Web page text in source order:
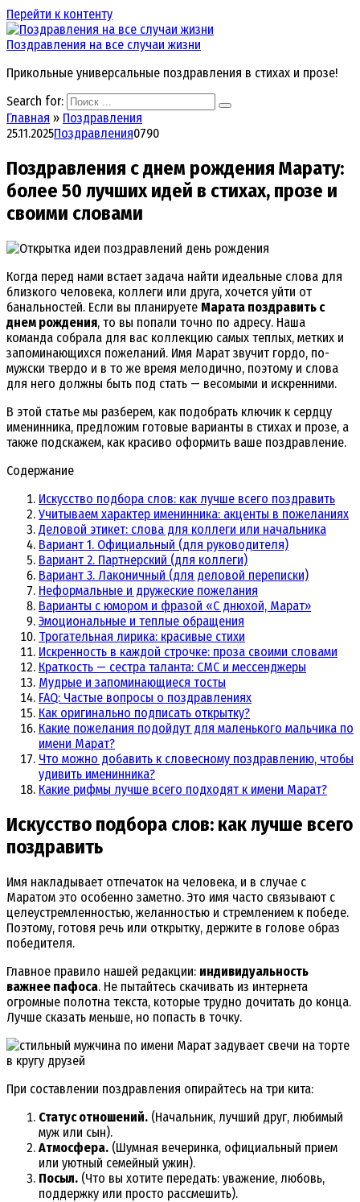
Перейти к контенту
Поздравления на все случаи жизни
Прикольные универсальные поздравления в стихах и прозе!
Search for:
Главная » Поздравления
25.11.2025Поздравления0790
Поздравления с днем рождения Марату:
более 50 лучших идей в стихах, прозе и
своими словами
Когда перед нами встает задача найти идеальные слова для
близкого человека, коллеги или друга, хочется уйти от
банальностей. Если вы планируете Марата поздравить с
днем рождения, то вы попали точно по адресу. Наша
команда собрала для вас коллекцию самых теплых, метких и
запоминающихся пожеланий. Имя Марат звучит гордо, по-
мужски твердо и в то же время мелодично, поэтому и слова
для него должны быть под стать — весомыми и искренними.
В этой статье мы разберем, как подобрать ключик к сердцу
именинника, предложим готовые варианты в стихах и прозе, а
также подскажем, как красиво оформить ваше поздравление.
Содержание
Искусство подбора слов: как лучше всего поздравить
Учитываем характер именинника: акценты в пожеланиях
Деловой этикет: слова для коллеги или начальника
Вариант 1. Официальный (для руководителя)
Вариант 2. Партнерский (для коллеги)
Вариант 3. Лаконичный (для деловой переписки)
Неформальные и дружеские пожелания
Варианты с юмором и фразой «С днюхой, Марат»
Эмоциональные и теплые обращения
Трогательная лирика: красивые стихи
Искренность в каждой строчке: проза своими словами
Краткость — сестра таланта: СМС и мессенджеры
Мудрые и запоминающиеся тосты
FAQ: Частые вопросы о поздравлениях
Как оригинально подписать открытку?
Какие пожелания подойдут для маленького мальчика по
имени Марат?
Что можно добавить к словесному поздравлению, чтобы
удивить именинника?
Какие рифмы лучше всего подходят к имени Марат?
Искусство подбора слов: как лучше всего
поздравить
Имя накладывает отпечаток на человека, и в случае с
Маратом это особенно заметно. Это имя часто связывают с
целеустремленностью, желанностью и стремлением к победе.
Поэтому, готовя речь или открытку, держите в голове образ
победителя.
Главное правило нашей редакции: индивидуальность
важнее пафоса. Не пытайтесь скачивать из интернета
огромные полотна текста, которые трудно дочитать до конца.
Лучше сказать меньше, но попасть в точку.
При составлении поздравления опирайтесь на три кита:
Статус отношений. (Начальник, лучший друг, любимый
муж или сын).
Атмосфера. (Шумная вечеринка, официальный прием
или уютный семейный ужин).
Посыл. (Что вы хотите передать: уважение, любовь,
поддержку или просто рассмешить).